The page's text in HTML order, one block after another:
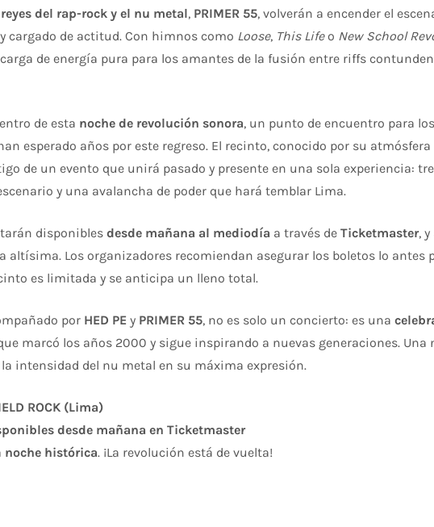
reyes del rap-rock y el nu metal, PRIMER 55, volverán a encender el
cargado de actitud. Con himnos como Loose, This Lifeo New School
de energía pura para los amantes de la fusión entre riffs
de esta noche de revolución sonora, un punto de encuentro para
esperado años por este regreso. El recinto, conocido por su
de un evento que unirá pasado y presente en una sola experiencia:
y una avalancha de poder que hará temblar Lima.
disponiblesdesde mañana al mediodía a través deTicketmaster, y
altísima. Los organizadores recomiendan asegurar los boletos lo antes
es limitada y se anticipa un lleno total.
por HED PE y PRIMER 55, no es solo un concierto: es una
marcó los años 2000 y sigue inspirando a nuevas generaciones. Una
intensidad del nu metal en su máxima expresión.
ROCK (Lima)
desde mañana en Ticketmaster
noche histórica. ¡La revolución está de vuelta!